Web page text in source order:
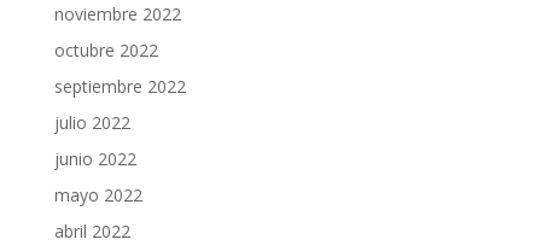
noviembre 2022
octubre 2022
septiembre 2022
julio 2022
junio 2022
mayo 2022
abril 2022